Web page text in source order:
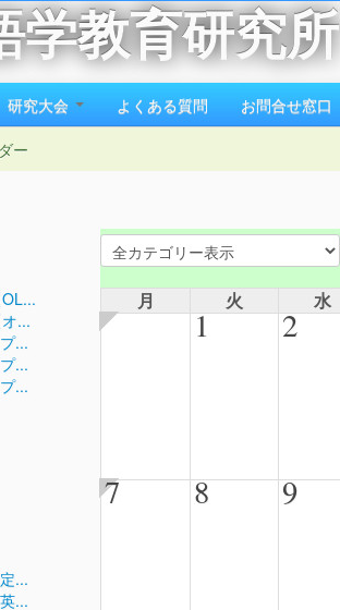
学教育研究所
研究大会 よくある質問 お問合せ窓口
ー
...
...
...
...
...
...
月 火 水
1 2
7 8 9